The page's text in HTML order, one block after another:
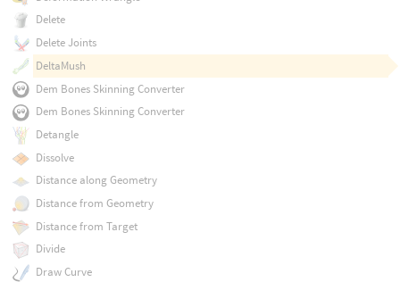
Delete
Delete Joints
DeltaMush
Dem Bones Skinning Converter
Dem Bones Skinning Converter
Detangle
Dissolve
Distance along Geometry
Distance from Geometry
Distance from Target
Divide
Draw Curve